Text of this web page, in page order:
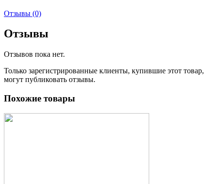
Отзывы (0)
Отзывы
Отзывов пока нет.
Только зарегистрированные клиенты, купившие этот товар,
могут публиковать отзывы.
Похожие товары